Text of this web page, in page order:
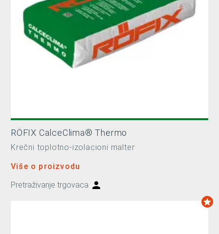
RÖFIX CalceClima® Thermo
Krečni toplotno-izolacioni malter
Više o proizvodu
Pretraživanje trgovaca